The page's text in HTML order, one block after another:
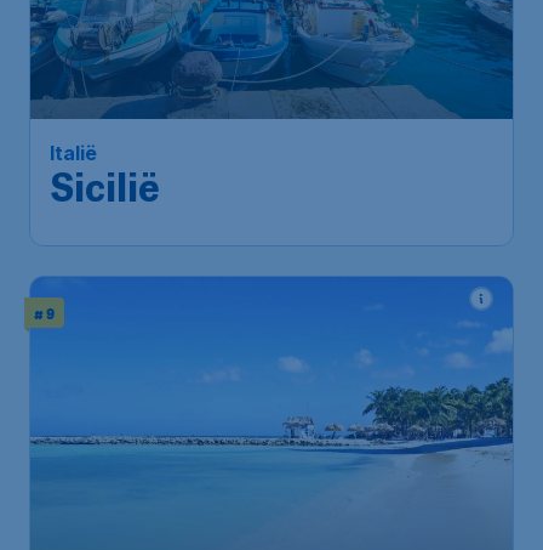
Italië
Sicilië
# 9